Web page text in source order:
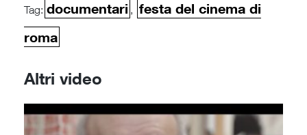
Tag: documentari , festa del cinema di
roma
Altri video